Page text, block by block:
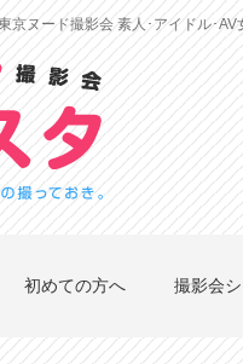
京ヌード撮影会 素人･アイドル･
初めての方へ 撮影会